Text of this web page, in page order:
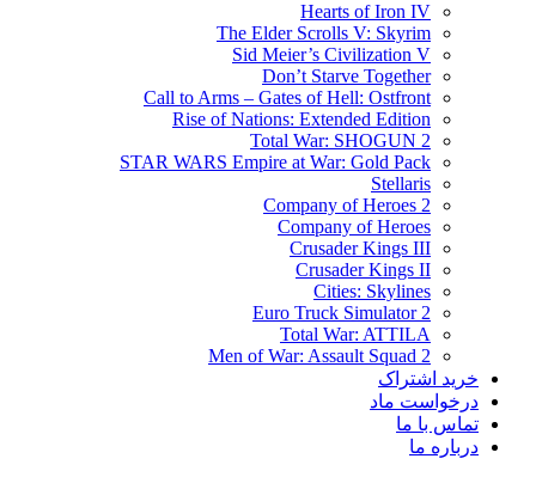
Hearts of Iron IV
The Elder Scrolls V: Skyrim
Sid Meier’s Civilization V
Don’t Starve Together
Call to Arms – Gates of Hell: Ostfront
Rise of Nations: Extended Edition
Total War: SHOGUN 2
STAR WARS Empire at War: Gold Pack
Stellaris
Company of Heroes 2
Company of Heroes
Crusader Kings III
Crusader Kings II
Cities: Skylines
Euro Truck Simulator 2
Total War: ATTILA
Men of War: Assault Squad 2
خرید اشتراک
درخواست ماد
تماس با ما
درباره ما